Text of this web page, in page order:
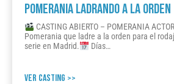
POMERANIA LADRANDO A LA ORDEN
CASTING ABIERTO – POMERANIA ACTOR
Pomerania que ladre a la orden para el
serie en Madrid.
Días…
VER CASTING >>